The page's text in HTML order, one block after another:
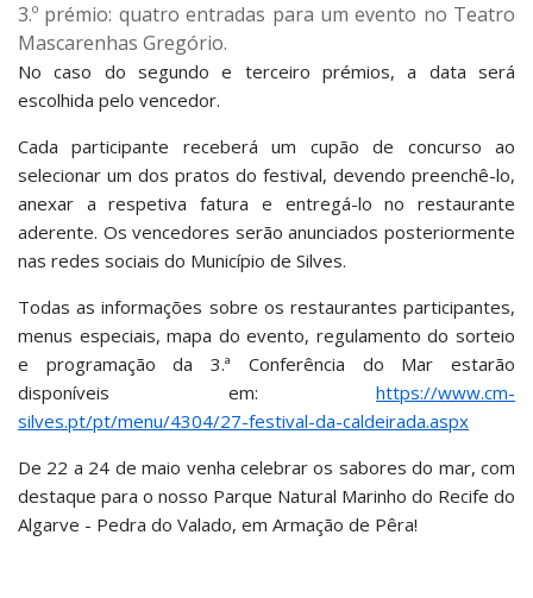
3.º prémio: quatro entradas para um evento no Teatro
Mascarenhas Gregório.
No caso do segundo e terceiro prémios, a data será
escolhida pelo vencedor.
Cada participante receberá um cupão de concurso ao
selecionar um dos pratos do festival, devendo preenchê-lo,
anexar a respetiva fatura e entregá-lo no restaurante
aderente. Os vencedores serão anunciados posteriormente
nas redes sociais do Município de Silves.
Todas as informações sobre os restaurantes participantes,
menus especiais, mapa do evento, regulamento do sorteio
e programação da 3.ª Conferência do Mar estarão
disponíveis em: https://www.cm-
silves.pt/pt/menu/4304/27-festival-da-caldeirada.aspx
De 22 a 24 de maio venha celebrar os sabores do mar, com
destaque para o nosso Parque Natural Marinho do Recife do
Algarve - Pedra do Valado, em Armação de Pêra!